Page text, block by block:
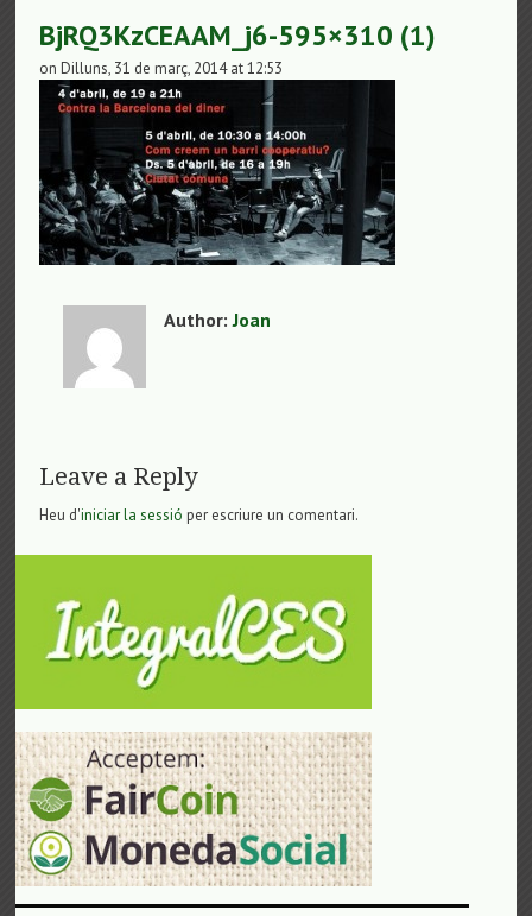
BjRQ3KzCEAAM_j6-595×310 (1)
on Dilluns, 31 de març, 2014 at 12:53
Author:Joan
Leave a Reply
Heu d'iniciar la sessió per escriure un comentari.